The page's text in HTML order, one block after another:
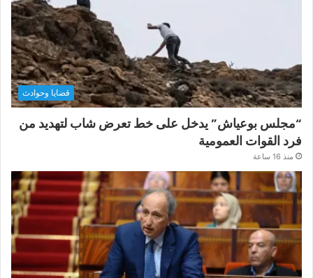
قضايا وحوادث
“مجلس بوعياش” يدخل على خط تعرض شاب لتهديد من
فرد القوات العمومية
منذ 16 ساعة